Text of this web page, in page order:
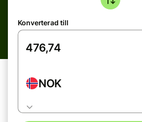
Konverterad till
NOK